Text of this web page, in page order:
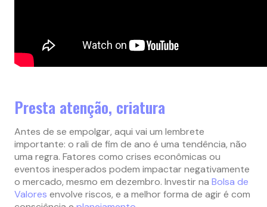
Presta atenção, criatura
Antes de se empolgar, aqui vai um lembrete
importante: o rali de fim de ano é uma tendência, não
uma regra. Fatores como crises econômicas ou
eventos inesperados podem impactar negativamente
o mercado, mesmo em dezembro. Investir na Bolsa de
Valores envolve riscos, e a melhor forma de agir é com